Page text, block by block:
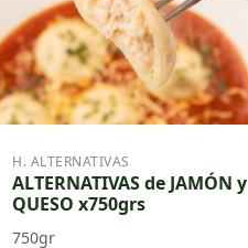
H. ALTERNATIVAS
ALTERNATIVAS de JAMÓN y
QUESO x750grs
750gr